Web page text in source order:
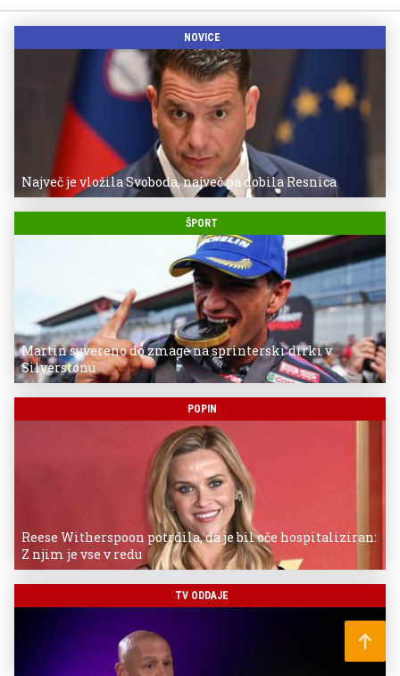
NOVICE
Največ je vložila Svoboda, največ pa dobila Resnica
ŠPORT
Martin suvereno do zmage na sprinterski dirki v
Silverstonu
POPIN
Reese Witherspoon potrdila, da je bil oče hospitaliziran:
Z njim je vse v redu
TV ODDAJE